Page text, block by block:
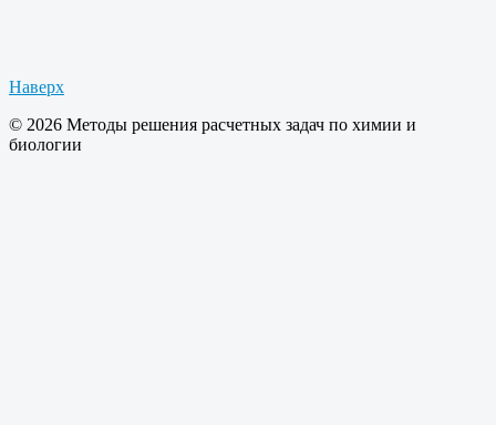
Наверх
© 2026 Методы решения расчетных задач по химии и
биологии